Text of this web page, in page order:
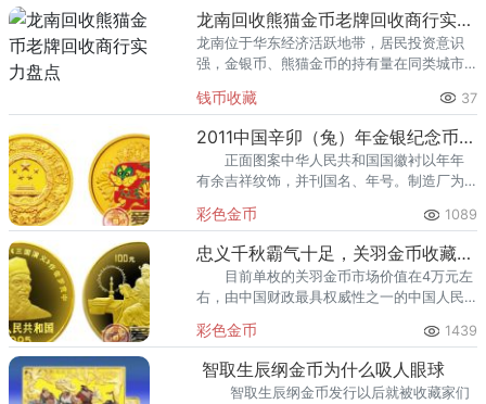
回收渠道里，能精准识别版别溢
龙南回收熊猫金币老牌回收商行实力盘点
龙南位于华东经济活跃地带，居民投资意识
强，金银币、熊猫金币的持有量在同类城市
熊猫金币的需求就明显升温，但鱼龙混杂的
回收渠道里，能精准识别版别溢
钱币收藏 37
2011中国辛卯（兔）年金银纪念币5盎司圆形精制金质彩色纪念币
正面图案中华人民共和国国徽衬以年年
有余吉祥纹饰，并刊国名、年号。制造厂为
和上海造币有限公司。
彩色金币 1089
忠义千秋霸气十足，关羽金币收藏价值分析
目前单枚的关羽金币市场价值在4万元左
右，由中国财政最具权威性之一的中国人民
彩色金币 1439
智取生辰纲金币为什么吸人眼球
智取生辰纲金币发行以后就被收藏家们